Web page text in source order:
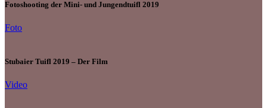
Fotoshooting der Mini- und Jungendtuifl 2019
Foto
Stubaier Tuifl 2019 – Der Film
Video